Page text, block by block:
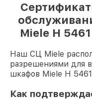
Miele H
Наш СЦ Miele
разрешениями для
шкафов Miele H
Как